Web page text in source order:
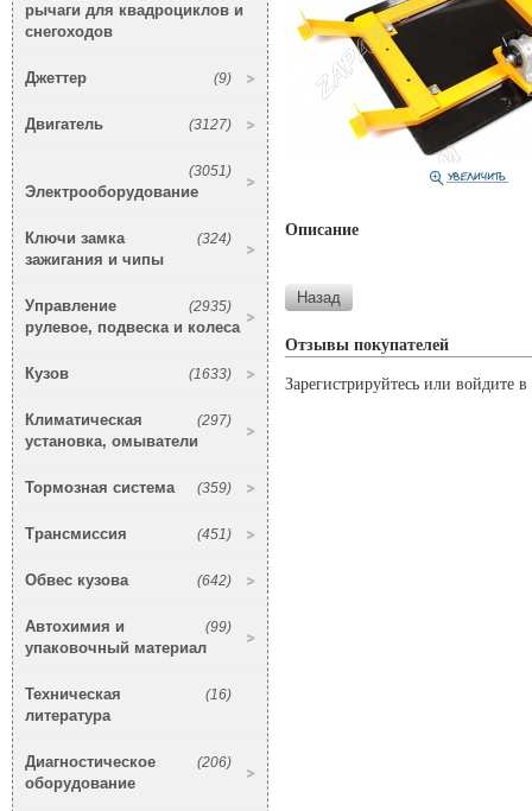
рычаги для квадроциклов и
снегоходов
(9)
Джеттер
(3127)
Двигатель
(3051)
Электрооборудование
(324)
Ключи замка
зажигания и чипы
(2935)
Управление
рулевое, подвеска и колеса
(1633)
Кузов
(297)
Климатическая
установка, омыватели
(359)
Тормозная система
(451)
Трансмиссия
(642)
Обвес кузова
(99)
Автохимия и
упаковочный материал
(16)
Техническая
литература
(206)
Диагностическое
оборудование
Описание
Отзывы покупателей
Зарегистрируйтесь или войдите